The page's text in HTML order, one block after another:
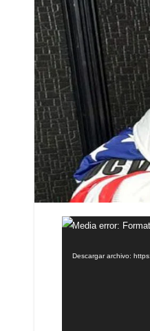
Reproductor
vídeo
Media error:
Descargar archivo: